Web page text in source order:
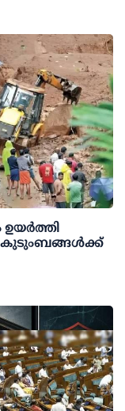
കുടുംബങ്ങള്‍ക്ക്